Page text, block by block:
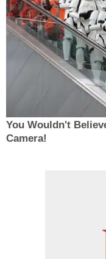
You Wouldn't
Camera!